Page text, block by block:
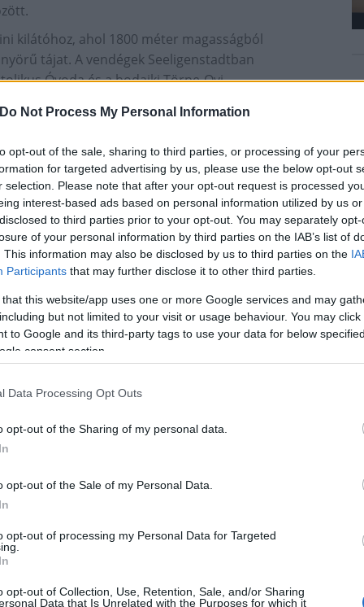
Do Not Process My Personal Information
opt-out of the sale, sharing to third parties, or processing of your
for targeted advertising by us, please use the below opt-out
selection. Please note that after your opt-out request is processed
interest-based ads based on personal information utilized by us
to third parties prior to your opt-out. You may separately
of your personal information by third parties on the IAB’s list of
This information may also be disclosed by us to third parties on the
Participants that may further disclose it to other third parties.
this website/app uses one or more Google services and may
but not limited to your visit or usage behaviour. You may
to Google and its third-party tags to use your data for below
consent section.
Data Processing Opt Outs
opt-out of the Sharing of my personal data.
opt-out of the Sale of my Personal Data.
opt-out of processing my Personal Data for Targeted
opt-out of Collection, Use, Retention, Sale, and/or Sharing
Data that Is Unrelated with the Purposes for which it
kilátóhoz, ahol 1800 méter magasságból
tájat. A vendégek Seeligenstadtban
Óvoda és a bodajki Törpe-Ovi
rödermarki óvodát. A 3FALU Táncműhely